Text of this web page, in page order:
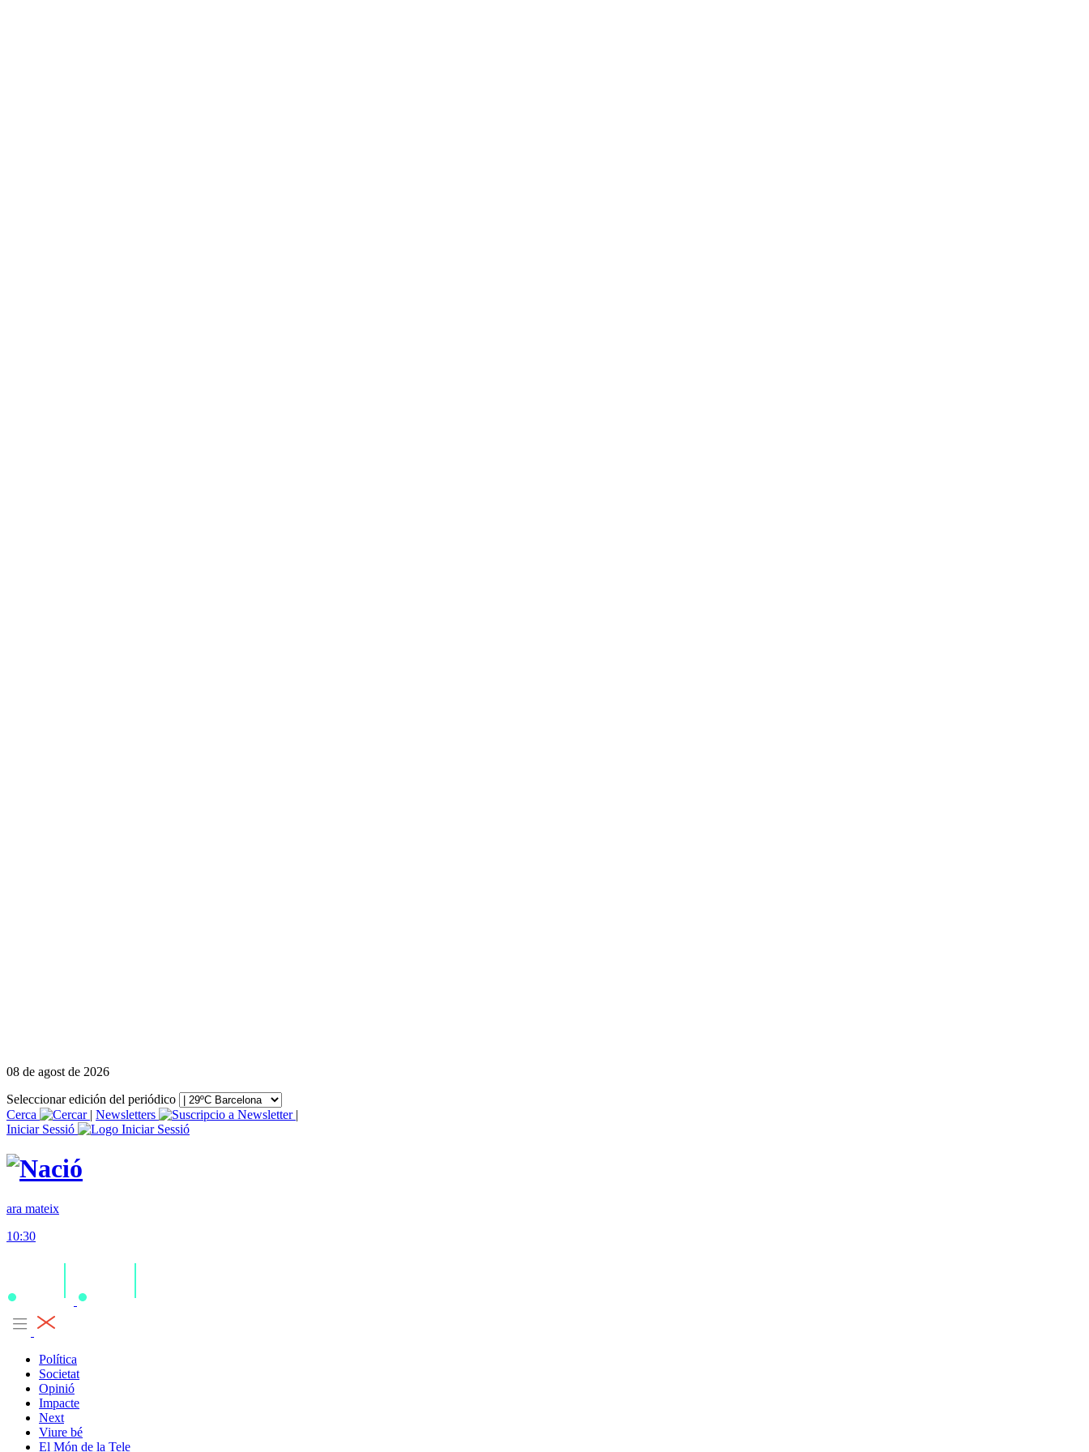
08 de agost de 2026
Seleccionar edición del periódico
Cerca
| Newsletters
|
Iniciar Sessió
ara mateix
10:30
Política
Societat
Opinió
Impacte
Next
Viure bé
El Món de la Tele